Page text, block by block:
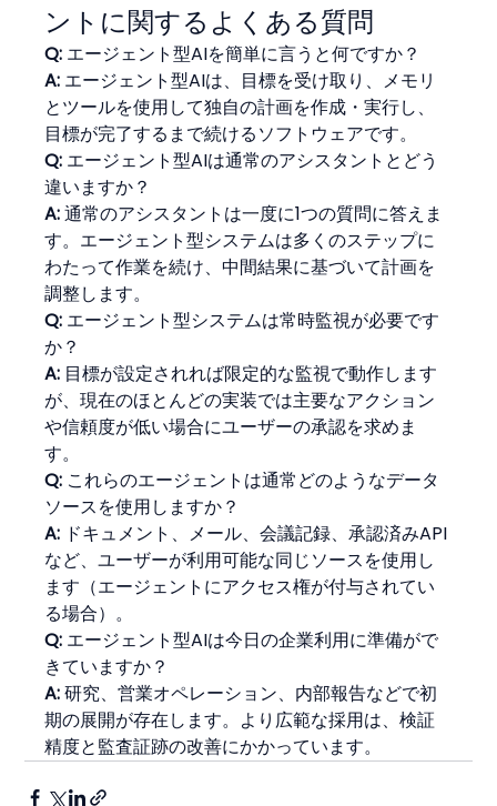
ントに関するよくある質問
Q: エージェント型AIを簡単に言うと何ですか？
A: エージェント型AIは、目標を受け取り、メモリ
とツールを使用して独自の計画を作成・実行し、
目標が完了するまで続けるソフトウェアです。
Q: エージェント型AIは通常のアシスタントとどう
違いますか？
A: 通常のアシスタントは一度に1つの質問に答えま
す。エージェント型システムは多くのステップに
わたって作業を続け、中間結果に基づいて計画を
調整します。
Q: エージェント型システムは常時監視が必要です
か？
A: 目標が設定されれば限定的な監視で動作します
が、現在のほとんどの実装では主要なアクション
や信頼度が低い場合にユーザーの承認を求めま
す。
Q: これらのエージェントは通常どのようなデータ
ソースを使用しますか？
A: ドキュメント、メール、会議記録、承認済みAPI
など、ユーザーが利用可能な同じソースを使用し
ます（エージェントにアクセス権が付与されてい
る場合）。
Q: エージェント型AIは今日の企業利用に準備がで
きていますか？
A: 研究、営業オペレーション、内部報告などで初
期の展開が存在します。より広範な採用は、検証
精度と監査証跡の改善にかかっています。